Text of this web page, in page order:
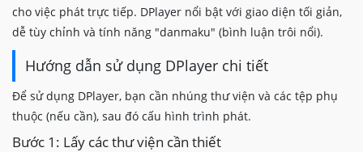
cho việc phát trực tiếp. DPlayer nổi bật với giao diện tối giản,
dễ tùy chỉnh và tính năng "danmaku" (bình luận trôi nổi).
Hướng dẫn sử dụng DPlayer chi tiết
Để sử dụng DPlayer, bạn cần nhúng thư viện và các tệp phụ
thuộc (nếu cần), sau đó cấu hình trình phát.
Bước 1: Lấy các thư viện cần thiết